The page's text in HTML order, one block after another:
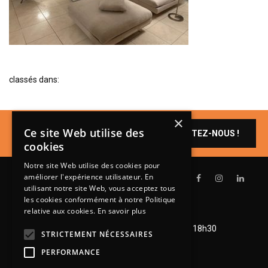
BIBLIOTHÈQUE
TABLE BASSE
CHAISES
TABLES
LITERIE
CONVERTIBLE
MATELAS
LITS RELEVABLES
CADRES DE LIT
classés dans:
Un produit vous
intéresse ?
CONTACTEZ-NOUS !
Lundi de 14h à 18h30
Mardi à vendredi de 9h à 12h et de 14h à 18h30
×
Ce site Web utilise des
cookies
Notre site Web utilise des cookies pour
améliorer l'expérience utilisateur. En
utilisant notre site Web, vous acceptez tous
les cookies conformément à notre Politique
relative aux cookies. En savoir plus
STRICTEMENT NÉCESSAIRES
PERFORMANCE